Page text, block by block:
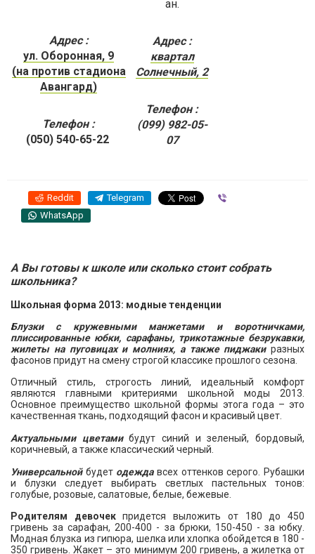
ан.
Адрес :
ул. Оборонная, 9
(на против стадиона
Авангард)
Адрес :
квартал
Солнечный, 2
Телефон :
(050) 540-65-22
Телефон :
(099) 982-05-
07
Reddit Telegram
WhatsApp
А Вы готовы к школе или сколько стоит собрать
школьника?
Школьная форма 2013: модные тенденции
Блузки
с кружевными манжетами и воротничками,
плиссированные юбки, сарафаны, трикотажные безрукавки,
жилеты на пуговицах и молниях, а также пиджакиразных
фасонов придут на смену строгой классике прошлого сезона.
Отличный стиль, строгость линий, идеальный комфорт
являются главными критериями школьной моды 2013.
Основное преимущество школьной формы этога года – это
качественная ткань, подходящий фасон и красивый цвет.
Актуальными цветамибудут синий и зеленый, бордовый,
коричневый, а также классический черный.
Универсальнойбудет одеждавсех оттенков серого. Рубашки
и блузки следует выбирать светлых пастельных тонов:
голубые, розовые, салатовые, белые, бежевые.
Родителям девочек
придется выложить от 180 до 450
гривень за сарафан, 200-400 - за брюки, 150-450 - за юбку.
Модная блузка из гипюра, шелка или хлопка обойдется в 180 -
350 гривень. Жакет – это минимум 200 гривень, а жилетка от